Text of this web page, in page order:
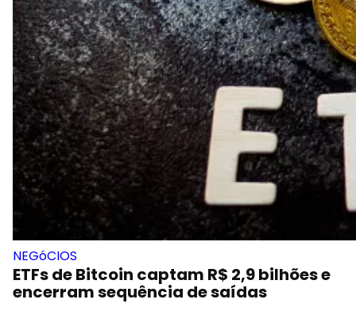
NEGóCIOS
ETFs de Bitcoin captam R$ 2,9 bilhões e
encerram sequência de saídas